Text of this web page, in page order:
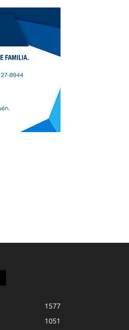
1577
1051